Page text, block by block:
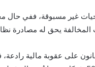
غير مسبوقة، ففي حال
المخالفة يحق له مصادرة
على عقوبة مالية